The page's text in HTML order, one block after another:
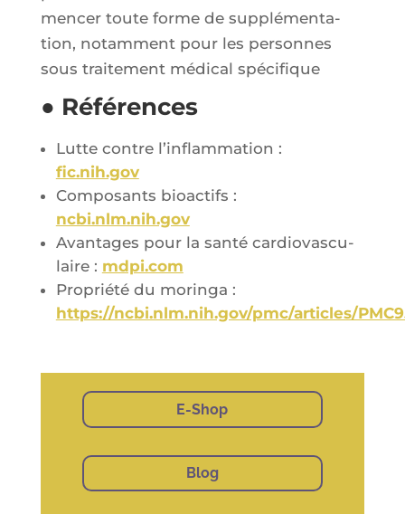
men­cer toute forme de sup­plé­men­ta­
tion, notam­ment pour les per­sonnes
sous trai­te­ment médi­cal spécifique
● Références
Lutte contre l’in­flam­ma­tion :
fic.nih.gov
Com­po­sants bio­ac­tifs :
ncbi.nlm.nih.gov
Avan­tages pour la san­té car­dio­vas­cu­
laire : mdpi.com
Pro­prié­té du morin­ga :
https://ncbi.nlm.nih.gov/pmc/articles/
E-Shop
Blog